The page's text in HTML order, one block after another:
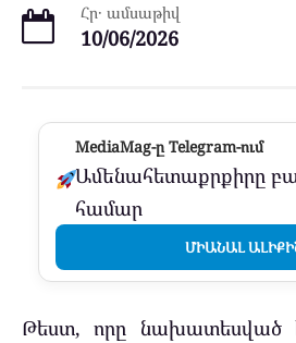
Հր․ ամսաթիվ
10/06/2026
MediaMag-ը Telegram-ում
Ամենահետաքրքիրը
համար
ՄԻԱՆԱԼ
Թեստ, որը նախատեսված